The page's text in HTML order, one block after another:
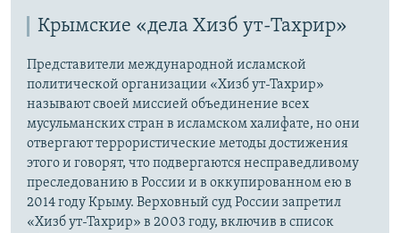
Крымские «дела Хизб ут-Тахрир»
Представители международной исламской
политической организации «Хизб ут-Тахрир»
называют своей миссией объединение всех
мусульманских стран в исламском халифате, но они
отвергают террористические методы достижения
этого и говорят, что подвергаются несправедливому
преследованию в России и в оккупированном ею в
2014 году Крыму. Верховный суд России запретил
«Хизб ут-Тахрир» в 2003 году, включив в список